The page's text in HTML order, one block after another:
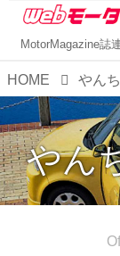
MotorMagazine誌
HOME やん
やん